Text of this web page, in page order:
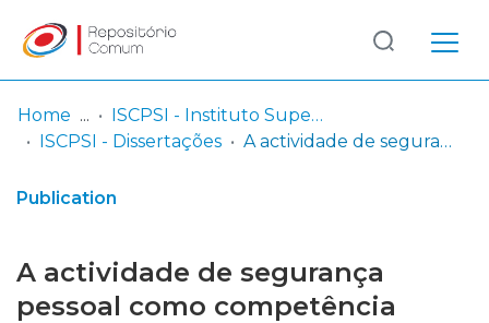
& Collections
Log
In
(current)
Home
ISCPSI - Instituto Superior de Ciências Policiais e Segurança Interna
ISCPSI - Dissertações
A actividade de segurança pessoal como competência reservada da Polícia de Segurança Pública
Publication
A actividade de segurança
pessoal como competência